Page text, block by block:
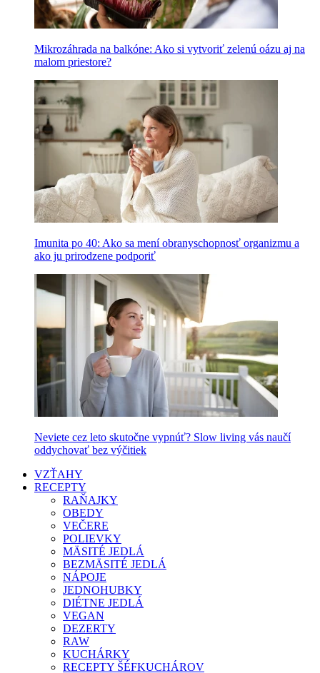
Mikrozáhrada na balkóne: Ako si vytvoriť zelenú oázu aj na
malom priestore?
Imunita po 40: Ako sa mení obranyschopnosť organizmu a
ako ju prirodzene podporiť
Neviete cez leto skutočne vypnúť? Slow living vás naučí
oddychovať bez výčitiek
VZŤAHY
RECEPTY
RAŇAJKY
OBEDY
VEČERE
POLIEVKY
MÄSITÉ JEDLÁ
BEZMÄSITÉ JEDLÁ
NÁPOJE
JEDNOHUBKY
DIÉTNE JEDLÁ
VEGAN
DEZERTY
RAW
KUCHÁRKY
RECEPTY ŠÉFKUCHÁROV